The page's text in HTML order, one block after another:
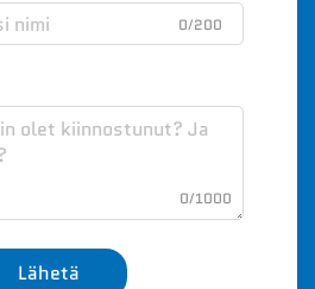
0/200
0/1000
Lähetä